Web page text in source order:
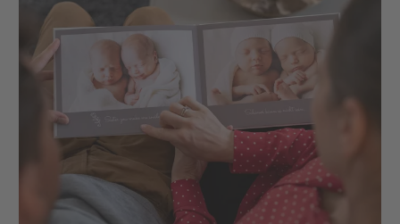
CEWE Forum
CEWE myPhotos
Gestaltungsideen
Anleitungen & Hilfe
Neuheiten
Sofortsticker
Analog Services
CEWE myPhotos
Neuheiten
Extras
Willkommensschild
Wandgestaltung
Mehrteiler
im Wunschformat
Materialmuster-Set
Karte mit Einsteckfoto
Einzelkarten
Digitale Grußkarte
CEWE myPhotos
Neuheiten
Kundenbeispiele
CEWE Geschenkgutschein
CEWE myPhotos
Neuheiten
Fotowettbewerbe
Faszination Fotografie
CEWE Community
Neuheiten